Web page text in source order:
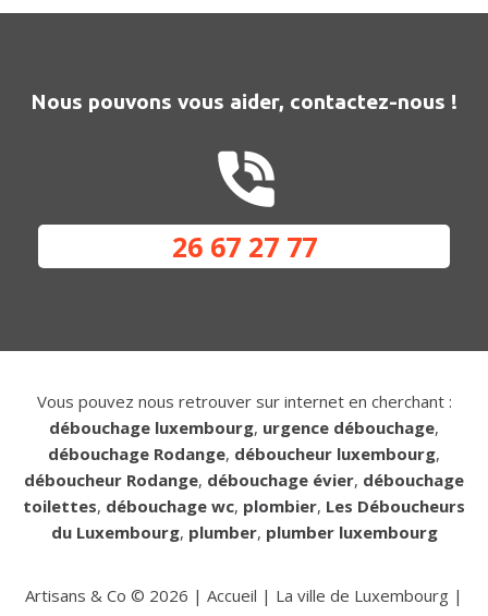
Nous pouvons vous aider, contactez-nous !
26 67 27 77
Vous pouvez nous retrouver sur internet en cherchant :
débouchage luxembourg, urgence débouchage,
débouchage Rodange, déboucheur luxembourg,
déboucheur Rodange, débouchage évier, débouchage
toilettes, débouchage wc, plombier, Les Déboucheurs
du Luxembourg, plumber, plumber luxembourg
Artisans & Co © 2026 | Accueil | La ville de Luxembourg |